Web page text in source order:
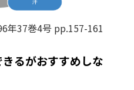
年37巻4号 pp.157-161
るがおすすめしな